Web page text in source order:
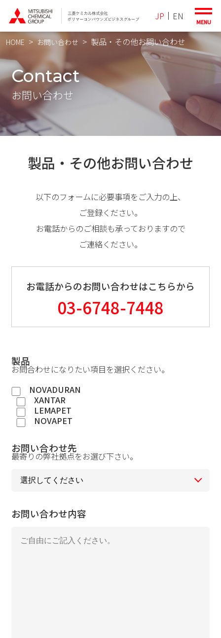
JP EN
MENU
製品情報
ザンター™
ノバデュラン™
技術サポート
よくある質問
環境・安全
最新TOPICS
Contact
お問い合わせ
HOME お問い合わせ 製品・その他お問い合わせ
製品・その他お問い合わせ
以下のフォームに必要事項をご入力の上、
ご登録ください。
お電話からのご相談も承っておりますので
ご連絡ください。
お電話からのお問い合わせはこちらから
03-6748-7448
製品
お問合わせになりたい項目を選択ください。
NOVADURAN
XANTAR
LEMAPET
NOVAPET
お問い合わせ先
最寄りの弊社拠点をお選び下さい。
お問い合わせ内容